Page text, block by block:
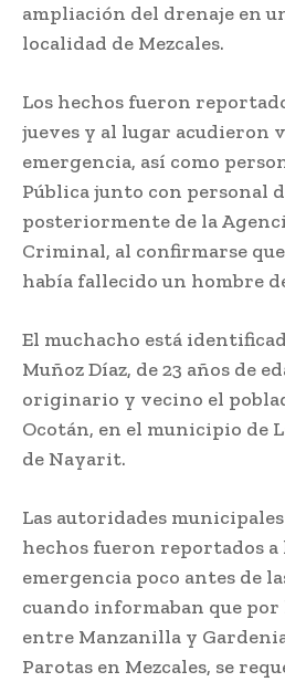
ampliación del drenaje en
localidad de Mezcales.
Los hechos fueron
jueves y al lugar acudieron
emergencia, así como
Pública junto con personal
posteriormente de la
Criminal, al confirmarse
había fallecido un hombre
El muchacho está
Muñoz Díaz, de 23 años de
originario y vecino el
Ocotán, en el municipio de
de Nayarit.
Las autoridades
hechos fueron reportados a
emergencia poco antes de
cuando informaban que por
entre Manzanilla y
Parotas en Mezcales, se